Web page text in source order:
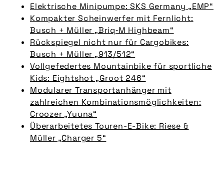
Elektrische Minipumpe: SKS Germany „EMP“
Kompakter Scheinwerfer mit Fernlicht:
Busch + Müller „Briq‑M Highbeam“
Rückspiegel nicht nur für Cargobikes:
Busch + Müller „913/512“
Vollgefedertes Mountainbike für sportliche
Kids: Eightshot „Groot 246“
Modularer Transportanhänger mit
zahlreichen Kombinationsmöglichkeiten:
Croozer „Yuuna“
Überarbeitetes Touren-E-Bike: Riese &
Müller „Charger 5“